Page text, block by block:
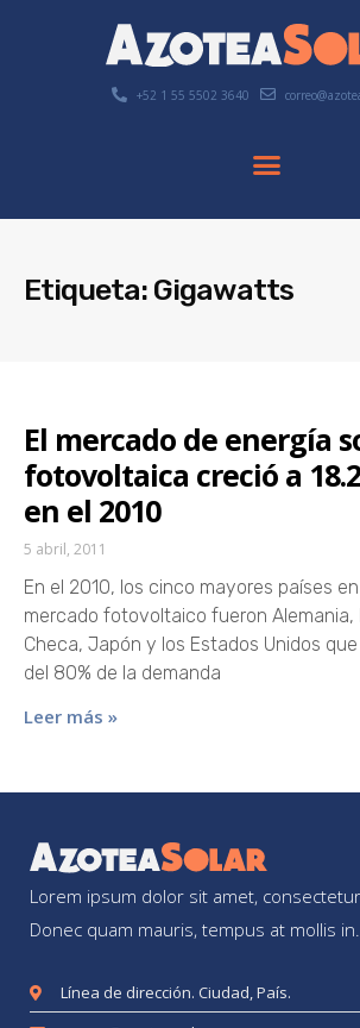
+52 1 55 5502 3640
Etiqueta: Gigawatts
El mercado de energía
fotovoltaica creció a
en el 2010
5 abril, 2011
En el 2010, los cinco mayores países
mercado fotovoltaico fueron Alemania,
Checa, Japón y los Estados Unidos
del 80% de la demanda
Leer más »
Lorem ipsum dolor sit amet,
Donec quam mauris, tempus at mollis in.
Línea de dirección. Ciudad, País.